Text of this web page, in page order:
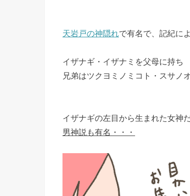
天岩戸の神隠れで有名で、記紀に
イザナギ・イザナミを父母に持ち
兄弟はツクヨミノミコト・スサノ
イザナギの左目から生まれた女神
男神説も有名・・・